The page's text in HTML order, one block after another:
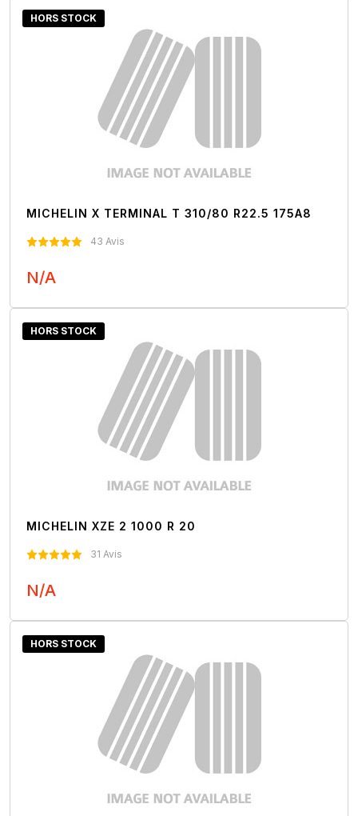
HORS STOCK
MICHELIN X TERMINAL T 310/80 R22.5 175A8
43 Avis
N/A
HORS STOCK
MICHELIN XZE 2 1000 R 20
31 Avis
N/A
HORS STOCK